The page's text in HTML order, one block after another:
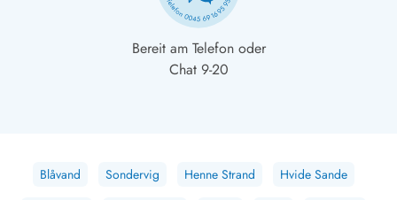
Bereit am Telefon oder
Chat 9-20
Blåvand Sondervig Henne Strand
Hvide Sande